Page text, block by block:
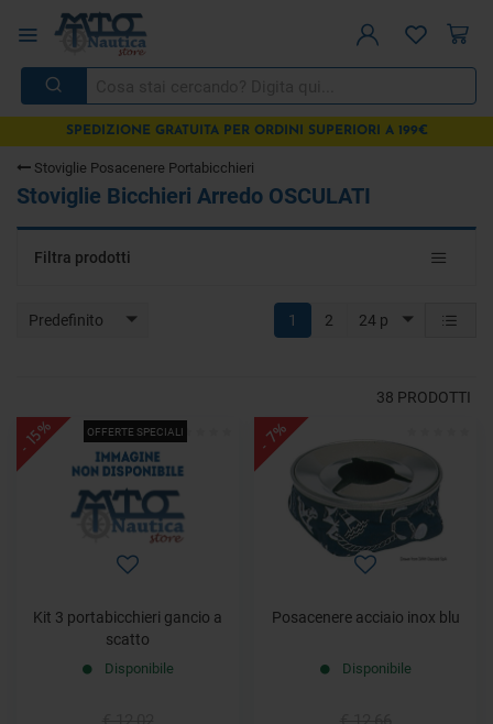
SPEDIZIONE GRATUITA PER ORDINI SUPERIORI A 199€
Stoviglie Posacenere Portabicchieri
Stoviglie Bicchieri Arredo OSCULATI
Toggle
Filtra prodotti
Predefinito 24 p
1 2
38 PRODOTTI
OFFERTE SPECIALI
- 15%
Kit 3 portabicchieri gancio a
scatto
Disponibile
- 7%
Posacenere acciaio inox blu
Disponibile